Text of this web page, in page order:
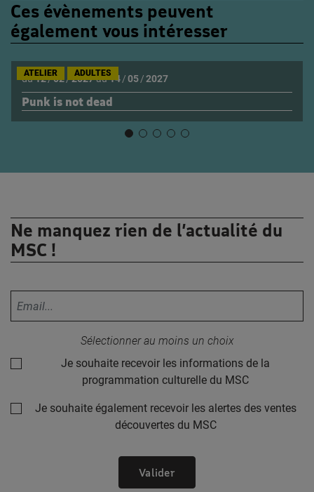
Ces évènements peuvent
également vous intéresser
Punk is not dead
du12/02/2027au14/05/2027
ATELIER ADULTES
Ne manquez rien de l’actualité du
MSC !
Sélectionner au moins un choix
Je souhaite recevoir les informations de la
programmation culturelle du MSC
Je souhaite également recevoir les alertes des ventes
découvertes du MSC
Valider